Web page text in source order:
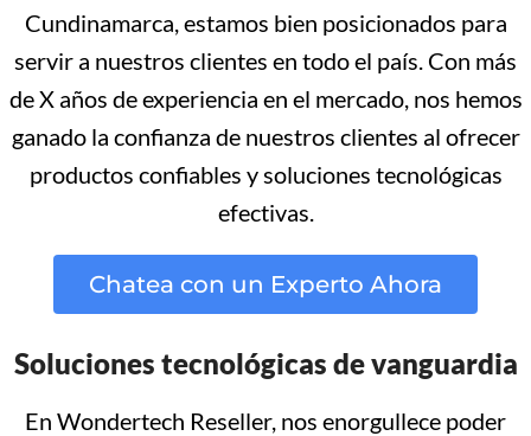
Cundinamarca, estamos bien posicionados para
servir a nuestros clientes en todo el país. Con más
de X años de experiencia en el mercado, nos hemos
ganado la confianza de nuestros clientes al ofrecer
productos confiables y soluciones tecnológicas
efectivas.
Chatea con un Experto Ahora
Soluciones tecnológicas de vanguardia
En Wondertech Reseller, nos enorgullece poder